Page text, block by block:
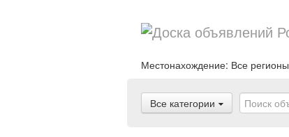
Местонахождение: Все регионы
Все категории